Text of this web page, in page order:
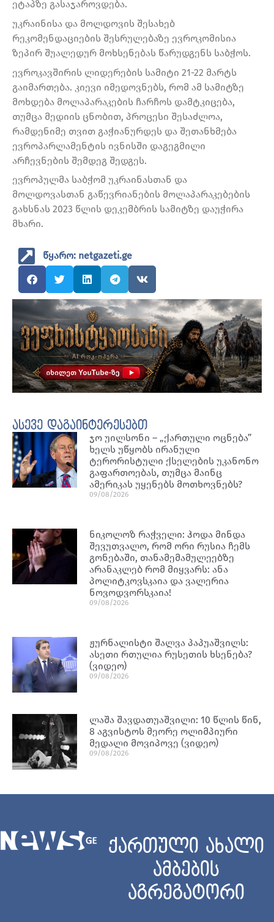
ეტაპზე გასაჯაროვდება.
უკრაინისა და მოლდოვის შესახებ
რეკომენდაციების შესრულებაზე ევროკომისია
ზეპირ შუალედურ მოხსენებას წარუდგენს საბჭოს.
ევროკავშირის ლიდერების სამიტი 21-22 მარტს
გაიმართება. კიევი იმედოვნებს, რომ ამ სამიტზე
მოხდება მოლაპარაკების ჩარჩოს დამტკიცება,
თუმცა მედიის ცნობით, პროცესი შესაძლოა,
რამდენიმე თვით გაჭიანურდეს და შეთანხმება
ევროპარლამენტის ივნისში დაგეგმილი
არჩევნების შემდეგ შედგეს.
ევროპულმა საბჭომ უკრაინასთან და
მოლდოვასთან გაწევრიანების მოლაპარაკებების
გახსნას 2023 წლის დეკემბრის სამიტზე დაუჭირა
მხარი.
წყარო: netgazeti.ge
ასევე დაგაინტერესებთ
ჯო უილსონი – „ქართული ოცნება”
ხელს უწყობს ირანული
ტერორისტული ქსელების უკანონო
გაფართოებას, თუმცა მაინც
ამერიკას უყენებს მოთხოვნებს?
09/08/2026
ნიკოლოზ რაჭველი: ჰოდა მინდა
შევუთვალო, რომ ორი რუსია ჩემს
გონებაში, თანამემამულეებზე
არანაკლებ რომ მიყვარს: ანა
პოლიტკოვსკაია და ვალერია
ნოვოდვორსკაია!
09/08/2026
ჟურნალისტი შალვა პაპუაშვილს:
ასეთი რთულია რუსეთის ხსენება?
(ვიდეო)
09/08/2026
ლაშა შავდათუაშვილი: 10 წლის წინ,
8 აგვისტოს მეორე ოლიმპიური
მედალი მოვიპოვე (ვიდეო)
09/08/2026
ქართული ახალი
ამბების
აგრეგატორი